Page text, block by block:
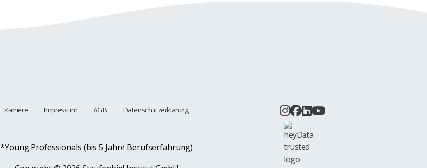
Karriere Impressum AGB Datenschutzerklärung
*Young Professionals (bis 5 Jahre Berufserfahrung)